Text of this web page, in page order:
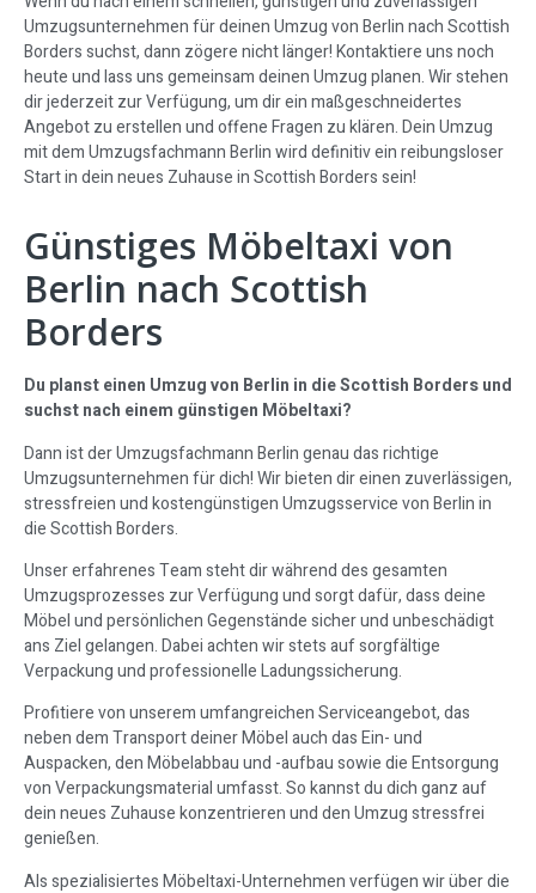
Umzugsunternehmen für deinen Umzug von Berlin nach Scottish
Borders suchst, dann zögere nicht länger! Kontaktiere uns noch
heute und lass uns gemeinsam deinen Umzug planen. Wir stehen
dir jederzeit zur Verfügung, um dir ein maßgeschneidertes
Angebot zu erstellen und offene Fragen zu klären. Dein Umzug
mit dem Umzugsfachmann Berlin wird definitiv ein reibungsloser
Start in dein neues Zuhause in Scottish Borders sein!
Günstiges Möbeltaxi von
Berlin nach Scottish
Borders
Du planst einen Umzug von Berlin in die Scottish Borders und
suchst nach einem günstigen Möbeltaxi?
Dann ist der Umzugsfachmann Berlin genau das richtige
Umzugsunternehmen für dich! Wir bieten dir einen zuverlässigen,
stressfreien und kostengünstigen Umzugsservice von Berlin in
die Scottish Borders.
Unser erfahrenes Team steht dir während des gesamten
Umzugsprozesses zur Verfügung und sorgt dafür, dass deine
Möbel und persönlichen Gegenstände sicher und unbeschädigt
ans Ziel gelangen. Dabei achten wir stets auf sorgfältige
Verpackung und professionelle Ladungssicherung.
Profitiere von unserem umfangreichen Serviceangebot, das
neben dem Transport deiner Möbel auch das Ein- und
Auspacken, den Möbelabbau und -aufbau sowie die Entsorgung
von Verpackungsmaterial umfasst. So kannst du dich ganz auf
dein neues Zuhause konzentrieren und den Umzug stressfrei
genießen.
Als spezialisiertes Möbeltaxi-Unternehmen verfügen wir über die